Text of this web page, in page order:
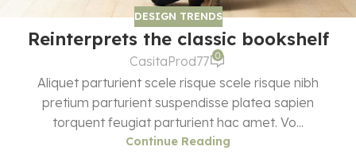
DESIGN TRENDS
Reinterprets the classic bookshelf
CasitaProd77 0
Aliquet parturient scele risque scele risque nibh
pretium parturient suspendisse platea sapien
torquent feugiat parturient hac amet. Vo...
Continue Reading